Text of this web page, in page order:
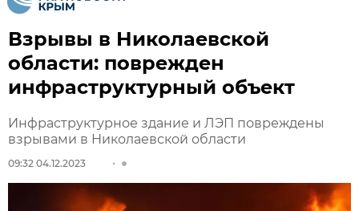
Взрывы в Николаевской
области: поврежден
инфраструктурный объект
Инфраструктурное здание и ЛЭП повреждены
взрывами в Николаевской области
09:32 04.12.2023